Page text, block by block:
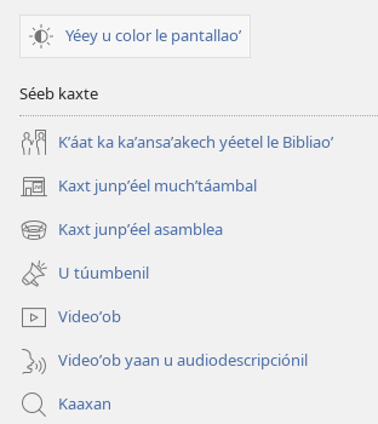
Yéey u color le pantallaoʼ
Séeb kaxte
Kʼáat ka kaʼansaʼakech yéetel le Bibliaoʼ
Kaxt junpʼéel muchʼtáambal
(opens
new
window)
Kaxt junpʼéel asamblea
(opens
new
window)
U túumbenil
Videoʼob
Videoʼob yaan u audiodescripciónil
Kaaxan